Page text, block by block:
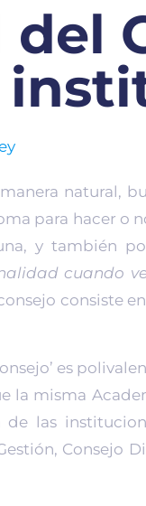
del
natural,
para hacer o
y también
cuando
consiste
es
la misma
las
Consejo